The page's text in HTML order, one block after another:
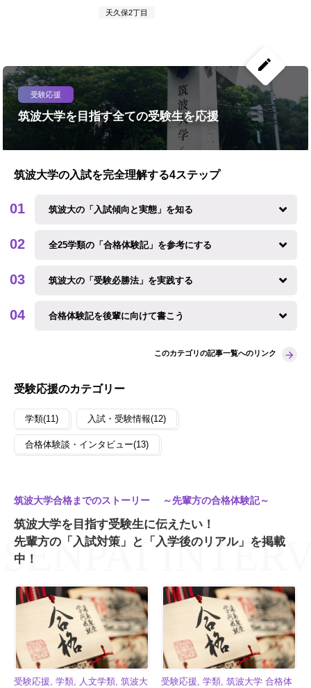
天久保2丁目
create
受験応援
筑波大学を目指す全ての受験生を応援
筑波大学の入試を完全理解する4ステップ
筑波大の「入試傾向と実態」を知る
全25学類の「合格体験記」を参考にする
筑波大の「受験必勝法」を実践する
合格体験記を後輩に向けて書こう
このカテゴリの記事一覧へのリンク
受験応援のカテゴリー
学類(11) 入試・受験情報(12)
合格体験談・インタビュー(13)
筑波大学合格までのストーリー ～先輩方の合格体験記～
筑波大学を目指す受験生に伝えたい！
先輩方の「入試対策」と「入学後のリアル」を掲載
中！
受験応援, 学類, 人文学類, 筑波大 受験応援, 学類, 筑波大学 合格体